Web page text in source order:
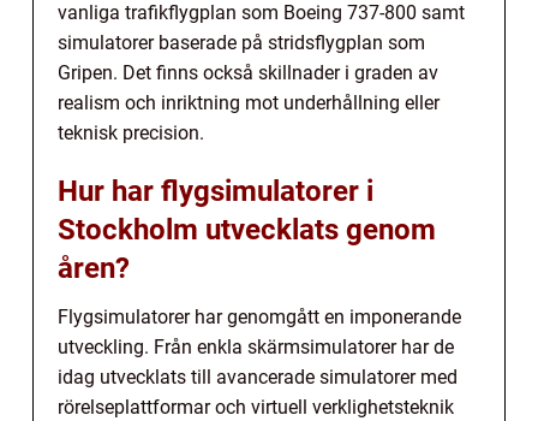
vanliga trafikflygplan som Boeing 737-800 samt
simulatorer baserade på stridsflygplan som
Gripen. Det finns också skillnader i graden av
realism och inriktning mot underhållning eller
teknisk precision.
Hur har flygsimulatorer i
Stockholm utvecklats genom
åren?
Flygsimulatorer har genomgått en imponerande
utveckling. Från enkla skärmsimulatorer har de
idag utvecklats till avancerade simulatorer med
rörelseplattformar och virtuell verklighetsteknik